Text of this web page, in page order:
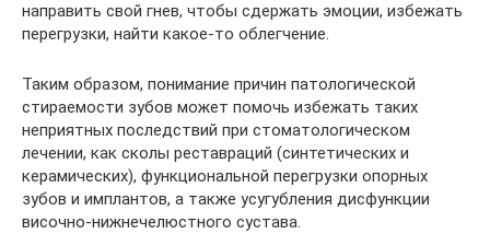
направить свой гнев, чтобы сдержать эмоции, избежать
перегрузки, найти какое-то облегчение.
Таким образом, понимание причин патологической
стираемости зубов может помочь избежать таких
неприятных последствий при стоматологическом
лечении, как сколы реставраций (синтетических и
керамических), функциональной перегрузки опорных
зубов и имплантов, а также усугубления дисфункции
височно-нижнечелюстного сустава.